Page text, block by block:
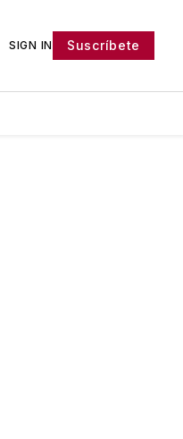
SIGN IN Suscríbete